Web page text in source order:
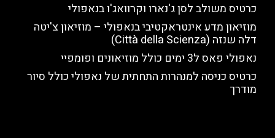
כרטיס משולב לסן ג'נארו וקרוואג'ו בנאפולי
מוזיאון מדע אינטראקטיבי בנאפולי – מוזיאון צ'יטה
דלה שנזה (Città della Scienza)
נאפולי פאס ל3 ימים כולל מוזיאונים ופומפיי
כרטיס כניסה למנהרות התחתית של נאפולי כולל סיור
מודרך